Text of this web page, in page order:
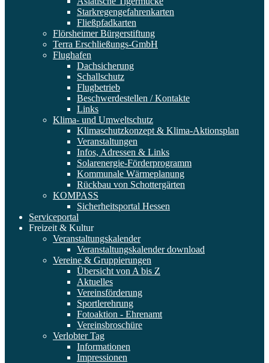
Starkregengefahrenkarten
Fließpfadkarten
Flörsheimer Bürgerstiftung
Terra Erschließungs-GmbH
Flughafen
Dachsicherung
Schallschutz
Flugbetrieb
Beschwerdestellen / Kontakte
Links
Klima- und Umweltschutz
Klimaschutzkonzept & Klima-Aktionsplan
Veranstaltungen
Infos, Adressen & Links
Solarenergie-Förderprogramm
Kommunale Wärmeplanung
Rückbau von Schottergärten
KOMPASS
Sicherheitsportal Hessen
Serviceportal
Freizeit & Kultur
Veranstaltungskalender
Veranstaltungskalender download
Vereine & Gruppierungen
Übersicht von A bis Z
Aktuelles
Vereinsförderung
Sportlerehrung
Fotoaktion - Ehrenamt
Vereinsbroschüre
Verlobter Tag
Informationen
Impressionen